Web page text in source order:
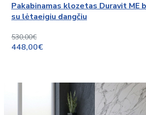
Pakabinamas klozetas Duravit ME
su lėtaeigiu dangčiu
530,00€
448,00€